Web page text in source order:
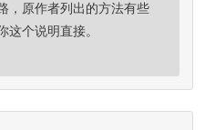
，原作者列出的方法有些
这个说明直接。